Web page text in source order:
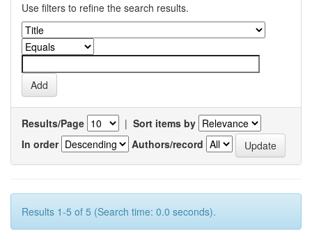
Use filters to refine the search results.
Results/Page | Sort items by
In order
Authors/record
Results 1-5 of 5 (Search time: 0.0 seconds).